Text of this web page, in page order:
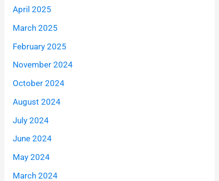
April 2025
March 2025
February 2025
November 2024
October 2024
August 2024
July 2024
June 2024
May 2024
March 2024